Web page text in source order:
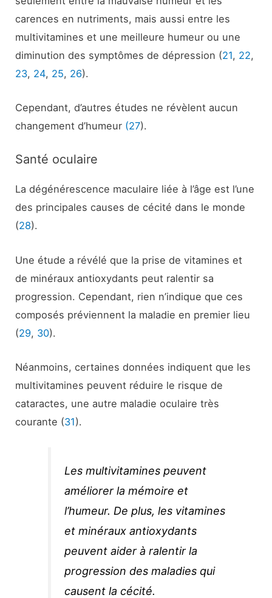
carences en nutriments, mais aussi entre les
multivitamines et une meilleure humeur ou une
diminution des symptômes de dépression (21, 22,
23, 24, 25, 26).
Cependant, d’autres études ne révèlent aucun
changement d’humeur (27).
Santé oculaire
La dégénérescence maculaire liée à l’âge est l’une
des principales causes de cécité dans le monde
(28).
Une étude a révélé que la prise de vitamines et
de minéraux antioxydants peut ralentir sa
progression. Cependant, rien n’indique que ces
composés préviennent la maladie en premier lieu
(29, 30).
Néanmoins, certaines données indiquent que les
multivitamines peuvent réduire le risque de
cataractes, une autre maladie oculaire très
courante (31).
Les multivitamines peuvent
améliorer la mémoire et
l’humeur. De plus, les vitamines
et minéraux antioxydants
peuvent aider à ralentir la
progression des maladies qui
causent la cécité.